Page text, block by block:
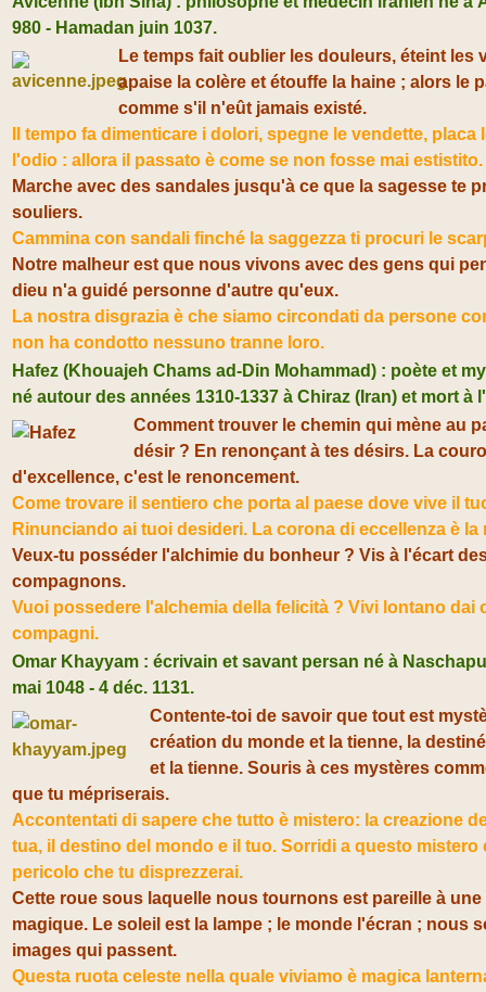
980 - Hamadan juin 1037.
Le temps fait oublier les douleurs, éteint les
apaise la colère et étouffe la haine ; alors le
comme s'il n'eût jamais existé.
Il tempo fa dimenticare i dolori, spegne le vendette, placa
l'odio : allora il passato è come se non fosse mai estistito.
Marche avec des sandales jusqu'à ce que la sagesse te
souliers.
Cammina con sandali finché la saggezza ti procuri le
Notre malheur est que nous vivons avec des gens qui
dieu n'a guidé personne d'autre qu'eux.
La nostra disgrazia è che siamo circondati da persone
non ha condotto nessuno tranne loro.
Hafez (Khouajeh Chams ad-Din Mohammad) : poète et
né autour des années 1310-1337 à Chiraz (Iran) et mort à
Comment trouver le chemin qui mène au
désir ? En renonçant à tes désirs. La
d'excellence, c'est le renoncement.
Come trovare il sentiero che porta al paese dove vive il
Rinunciando ai tuoi desideri. La corona di eccellenza è la
Veux-tu posséder l'alchimie du bonheur ? Vis à l'écart
compagnons.
Vuoi possedere l'alchemia della felicità ? Vivi lontano dai
compagni.
Omar Khayyam : écrivain et savant persan né à
mai 1048 - 4 déc. 1131.
Contente-toi de savoir que tout est
création du monde et la tienne, la
et la tienne. Souris à ces mystères
que tu mépriserais.
Accontentati di sapere che tutto è mistero: la creazione
tua, il destino del mondo e il tuo. Sorridi a questo mistero
pericolo che tu disprezzerai.
Cette roue sous laquelle nous tournons est pareille à une
magique. Le soleil est la lampe ; le monde l'écran ; nous
images qui passent.
Questa ruota celeste nella quale viviamo è magica